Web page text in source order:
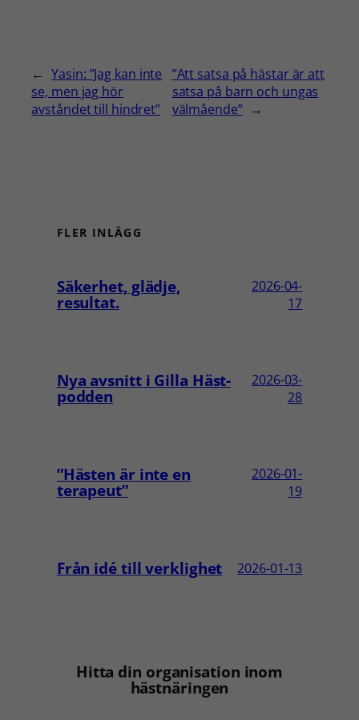
← Yasin: ”Jag kan inte
se, men jag hör
avståndet till hindret”
”Att satsa på hästar är att
satsa på barn och ungas
välmående” →
FLER INLÄGG
Säkerhet, glädje,
resultat.
2026-04-
17
Nya avsnitt i Gilla Häst-
podden
2026-03-
28
”Hästen är inte en
terapeut”
2026-01-
19
Från idé till verklighet 2026-01-13
Hitta din organisation inom
hästnäringen